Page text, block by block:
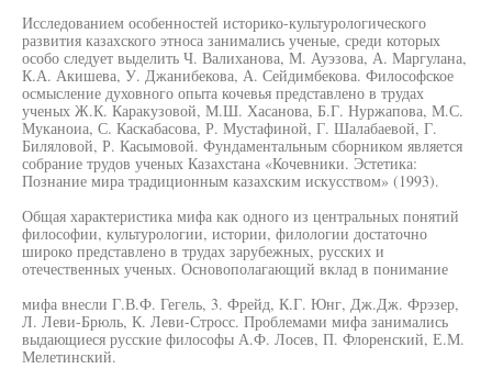
Исследованием особенностей историко-культурологического
развития казахского этноса занимались ученые, среди которых
особо следует выделить Ч. Валиханова, М. Ауэзова, А. Маргулана,
К.А. Акишева, У. Джанибекова, А. Сейдимбекова. Философское
осмысление духовного опыта кочевья представлено в трудах
ученых Ж.К. Каракузовой, М.Ш. Хасанова, Б.Г. Нуржапова, М.С.
Муканоиа, С. Каскабасова, Р. Мустафиной, Г. Шалабаевой, Г.
Биляловой, Р. Касымовой. Фундаментальным сборником является
собрание трудов ученых Казахстана «Кочевники. Эстетика:
Познание мира традиционным казахским искусством» (1993).
Общая характеристика мифа как одного из центральных понятий
философии, культурологии, истории, филологии достаточно
широко представлено в трудах зарубежных, русских и
отечественных ученых. Основополагающий вклад в понимание
мифа внесли Г.В.Ф. Гегель, 3. Фрейд, К.Г. Юнг, Дж.Дж. Фрэзер,
Л. Леви-Брюль, К. Леви-Стросс. Проблемами мифа занимались
выдающиеся русские философы А.Ф. Лосев, П. Флоренский, Е.М.
Мелетинский.